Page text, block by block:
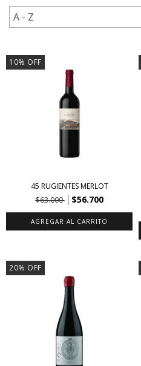
10% OFF
45 RUGIENTES MERLOT
$63.000
$56.700
20% OFF